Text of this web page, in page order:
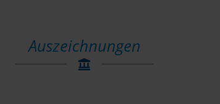
Auszeichnungen